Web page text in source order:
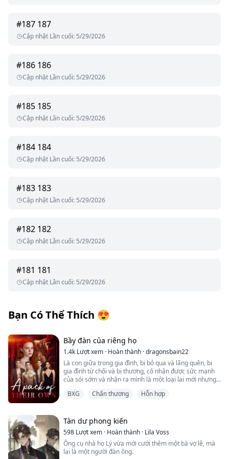
#187 187
Cập nhật Lần cuối: 5/29/2026
#186 186
Cập nhật Lần cuối: 5/29/2026
#185 185
Cập nhật Lần cuối: 5/29/2026
#184 184
Cập nhật Lần cuối: 5/29/2026
#183 183
Cập nhật Lần cuối: 5/29/2026
#182 182
Cập nhật Lần cuối: 5/29/2026
#181 181
Cập nhật Lần cuối: 5/29/2026
Bạn Có Thể Thích 😍
Bầy đàn của riêng họ
1.4k Lượt xem · Hoàn thành ·dragonsbain22
Là con giữa trong gia đình, bị bỏ qua và lãng quên, bị
gia đình từ chối và bị thương, cô nhận được sức mạnh
của sói sớm và nhận ra mình là một loại lai mới nhưng
khỏi bầy cùng với người bạn thân và bà ngoại để đến
bạn thân, em trai của bạn đời định mệnh và bà ngoại,
họ bắt đầu xây dựng bầy của riêng mình.
BXG Chấn thương Hỗn hợp
Tàn dư phong kiến
598 Lượt xem · Hoàn thành · Lila Voss
Ông cụ nhà họ Lý vừa mới cưới thêm một bà vợ lẽ, mà
lại là một người đàn ông.